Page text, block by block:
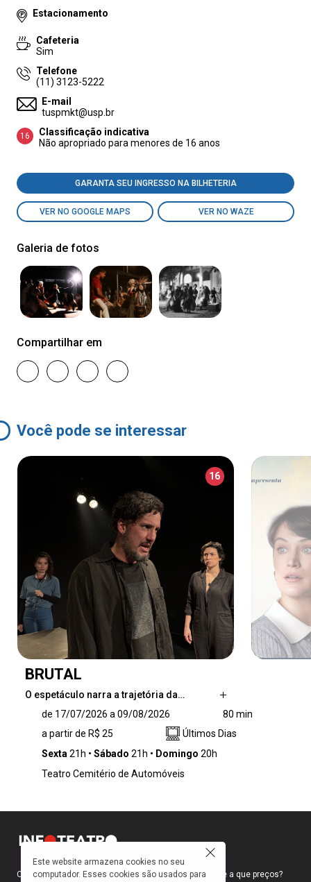
Estacionamento
Cafeteria
Sim
Telefone
(11) 3123-5222
E-mail
tuspmkt@usp.br
16
Classificação indicativa
Não apropriado para menores de 16 anos
GARANTA SEU INGRESSO NA BILHETERIA
VER NO GOOGLE MAPS VER NO WAZE
Galeria de fotos
Compartilhar em
Você pode se interessar
16
BRUTAL
O espetáculo narra a trajetória da…
do Amor', sob a liderança de Estevão, um
homem que prega estar em permanente
contato com Deus por meio das forças da
perspectivas de vida que buscam um sentido.
Estevão é bem mais perigoso do que pode
de 17/07/2026 a 09/08/2026
80 min
a partir de R$ 25
Últimos Dias
Sexta 21h Sábado 21h Domingo 20h
Teatro Cemitério de Automóveis
Como faço para ir ao teatro? Onde compro ingressos e a que preços?
Este website armazena cookies no seu
computador. Esses cookies são usados para